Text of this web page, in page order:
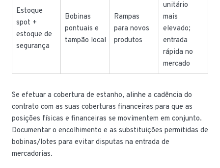
Estoque
spot +
estoque de
segurança
Bobinas
pontuais e
tampão local
Rampas
para novos
produtos
unitário
mais
elevado;
entrada
rápida no
mercado
Se efetuar a cobertura de estanho, alinhe a cadência do
contrato com as suas coberturas financeiras para que as
posições físicas e financeiras se movimentem em conjunto.
Documentar o encolhimento e as substituições permitidas de
bobinas/lotes para evitar disputas na entrada de
mercadorias.